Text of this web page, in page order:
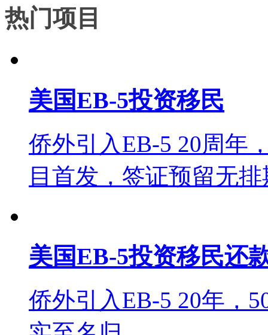
热门项目
美国EB-5投资移民
侨外引入EB-5 20周年
目首发，签证预留无
美国EB-5投资移民还
侨外引入EB-5 20年，